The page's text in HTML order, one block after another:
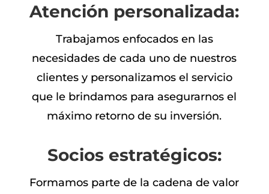
Atención personalizada:
Trabajamos enfocados en las
necesidades de cada uno de nuestros
clientes y personalizamos el servicio
que le brindamos para asegurarnos el
máximo retorno de su inversión.
Socios estratégicos:
Formamos parte de la cadena de valor